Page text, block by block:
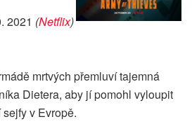
2021 (Netflix)
mrtvých přemluví tajemná
Dietera, aby jí pomohl vyloupit
v Evropě.